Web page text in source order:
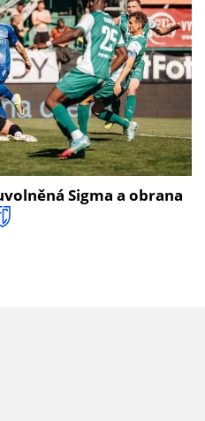
Sigma a obrana